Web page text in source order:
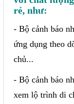
rẻ, như:
- Bộ cảnh báo
ứng dụng theo
chủ...
- Bộ cảnh báo
xem lộ trình di